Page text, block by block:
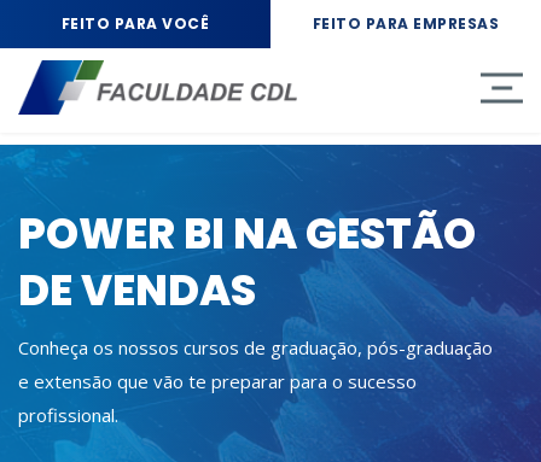
FEITO PARA VOCÊ FEITO PARA EMPRESAS
POWER BI NA GESTÃO
DE VENDAS
Conheça os nossos cursos de graduação, pós-graduação
e extensão que vão te preparar para o sucesso
profissional.